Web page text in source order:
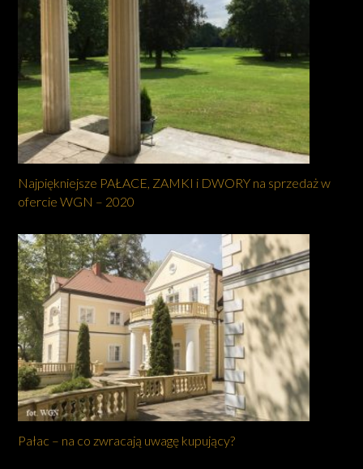
Najpiękniejsze PAŁACE, ZAMKI i DWORY na sprzedaż w
ofercie WGN – 2020
Pałac – na co zwracają uwagę kupujący?